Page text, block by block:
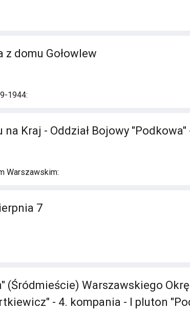
z domu Gołowlew
1944:
na Kraj - Oddział Bojowy
Warszawskim:
7
(Śródmieście) Warszawskiego
- 4. kompania - I pluton